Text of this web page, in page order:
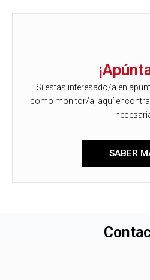
Si estás interesado/a en
como monitor/a, aquí
SABER